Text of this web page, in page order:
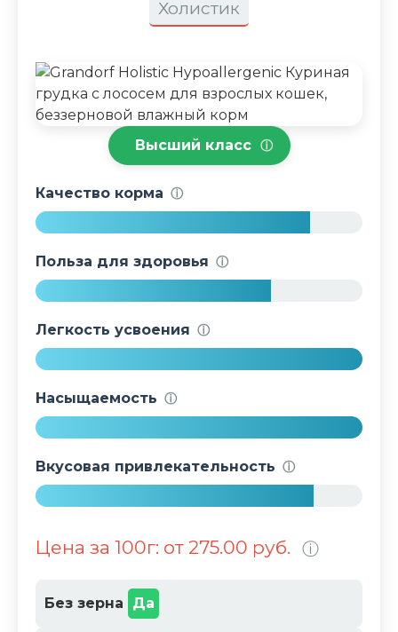
Холистик
Высший класс ⓘ
Качество корма ⓘ
Польза для здоровья ⓘ
Легкость усвоения ⓘ
1
%
Насыщаемость ⓘ
1
Вкусовая привлекательность ⓘ
Цена за 100г: от 275.00 руб. ⓘ
Без зерна Да